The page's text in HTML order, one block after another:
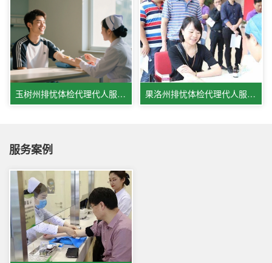
玉树州排忧体检代理代人服务机构 果洛州排忧体检代理代人服务公司
服务案例